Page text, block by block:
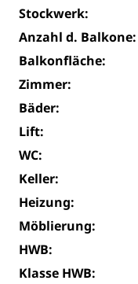
Stockwerk:
Anzahl d. Balkone:
Balkonfläche:
Zimmer:
Bäder:
Lift:
WC:
Keller:
Heizung:
Möblierung:
HWB:
Klasse HWB: